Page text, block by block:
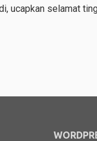
ucapkan selamat